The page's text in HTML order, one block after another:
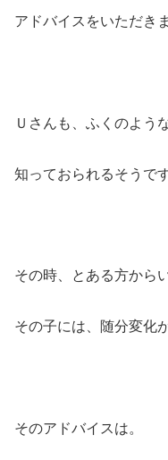
アドバイスをいただき
Ｕさんも、ふくのよう
知っておられるそうです
その時、とある方から
その子には、随分変化
そのアドバイスは。